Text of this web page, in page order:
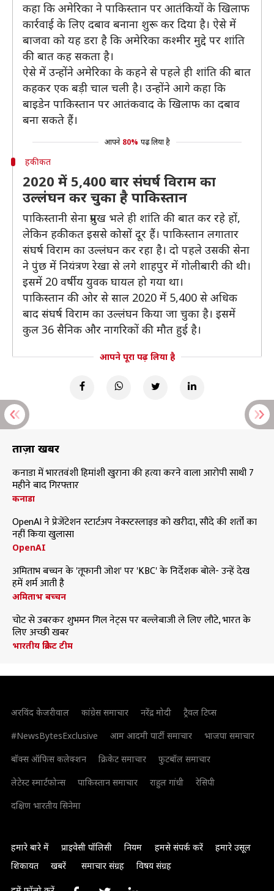
कहा कि अमेरिका ने पाकिस्‍तान पर आतंकियों के खिलाफ
कार्रवाई के लिए दबाव बनाना शुरू कर दिया है। ऐसे में
बाजवा को यह डरा है कि अमेरिका कश्‍मीर मुद्दे पर शांति
की बात कह सकता है।
ऐसे में उन्होंने अमेरिका के कहने से पहले ही शांति की बात
कहकर एक बड़ी चाल चली है। उन्होंने आगे कहा कि
बाइडेन पाकिस्तान पर आतंकवाद के खिलाफ का दबाव
बना सकते हैं।
आपने 80% पढ़ लिया है
हकीकत
2020 में 5,400 बार संघर्ष विराम का
उल्लंघन कर चुका है पाकिस्तान
पाकिस्तानी सेना प्रमुख भले ही शांति की बात कर रहे हों,
लेकिन हकीकत इससे कोसों दूर हैं। पाकिस्तान लगातार
संघर्ष विराम का उल्लंघन कर रहा है। दो पहले उसकी सेना
ने पुंछ में नियंत्रण रेखा से लगे शाहपुर में गोलीबारी की थी।
इसमें 20 वर्षीय युवक घायल हो गया था।
पाकिस्तान की ओर से साल 2020 में 5,400 से अधिक
बाद संघर्ष विराम का उल्लंघन किया जा चुका है। इसमें
कुल 36 सैनिक और नागरिकों की मौत हुई है।
आपने पूरा पढ़ लिया है
ताज़ा खबरें
कनाडा में भारतवंशी हिमांशी खुराना की हत्या करने वाला आरोपी साथी 7
महीने बाद गिरफ्तार
कनाडा
OpenAI ने प्रेजेंटेशन स्टार्टअप नेक्स्टस्लाइड को खरीदा, सौदे की शर्तों का
नहीं किया खुलासा
OpenAI
अमिताभ बच्चन के 'तूफानी जोश' पर 'KBC' के निर्देशक बोले- उन्हें देख
हमें शर्म आती है
अमिताभ बच्चन
चोट से उबरकर शुभमन गिल नेट्स पर बल्लेबाजी ले लिए लौटे, भारत के
लिए अच्छी खबर
भारतीय क्रिकेट टीम
अरविंद केजरीवाल कांग्रेस समाचार नरेंद्र मोदी
ट्रैवल टिप्स
#NewsBytesExclusive
आम आदमी पार्टी समाचार
भाजपा समाचार
बॉक्स ऑफिस कलेक्शन
क्रिकेट समाचार
फुटबॉल समाचार
लेटेस्ट स्मार्टफोन्स
पाकिस्तान समाचार राहुल गांधी
रेसिपी
दक्षिण भारतीय सिनेमा
हमारे बारे में प्राइवेसी पॉलिसी नियम हमसे संपर्क करें
हमारे उसूल
शिकायत
खबरें समाचार संग्रह विषय संग्रह